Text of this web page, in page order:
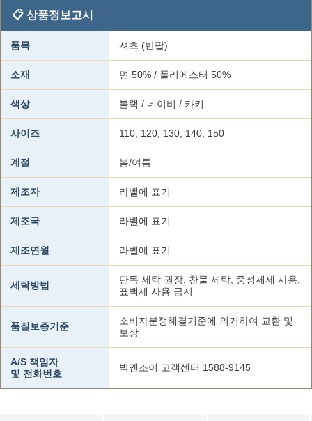
📋 상품정보고시
품목 셔츠 (반팔)
소재 면 50% / 폴리에스터 50%
색상 블랙 / 네이비 / 카키
사이즈 110, 120, 130, 140, 150
계절 봄/여름
제조자 라벨에 표기
제조국 라벨에 표기
제조연월 라벨에 표기
세탁방법
단독 세탁 권장, 찬물 세탁, 중성세제 사용,
표백제 사용 금지
품질보증기준
소비자분쟁해결기준에 의거하여 교환 및
보상
A/S 책임자
및 전화번호
빅앤조이 고객센터 1588-9145